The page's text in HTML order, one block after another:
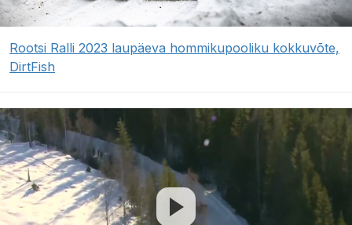
Rootsi Ralli 2023 laupäeva hommikupooliku kokkuvõte,
DirtFish